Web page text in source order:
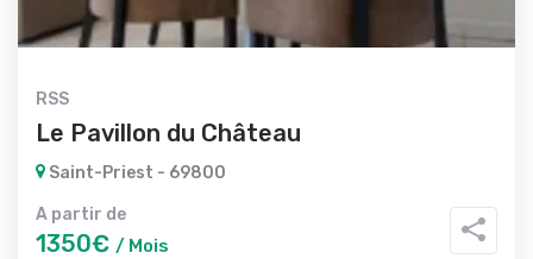
RSS
Le Pavillon du Château
Saint-Priest - 69800
A partir de
1350€ / Mois